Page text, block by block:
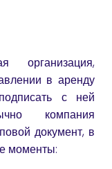
организация,
в аренду
с ней
компания
документ, в
моменты: